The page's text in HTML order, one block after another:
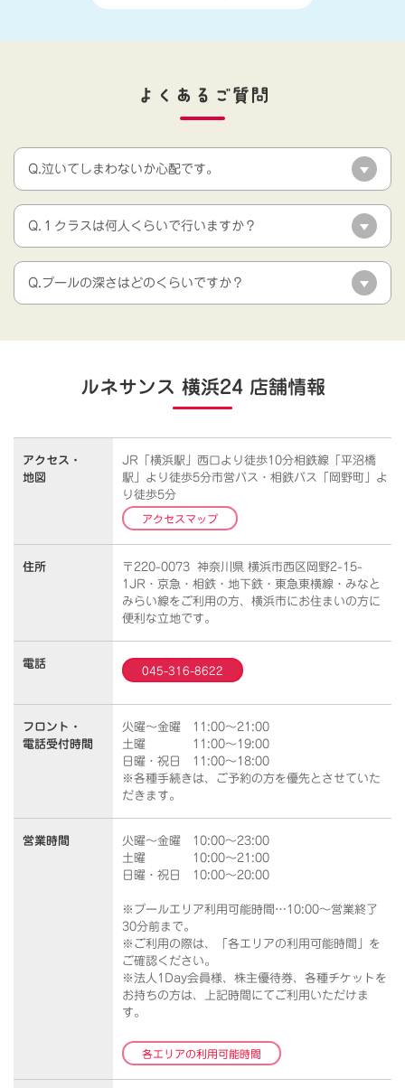
よくあるご質問
Q.泣いてしまわないか心配です。
Q.１クラスは何人くらいで行いますか？
Q.プールの深さはどのくらいですか？
ルネサンス 横浜24 店舗情報
アクセス・
地図
JR「横浜駅」西口より徒歩10分相鉄線「平沼橋
駅」より徒歩5分市営バス・相鉄バス「岡野町」よ
り徒歩5分
アクセスマップ
住所
〒220-0073 神奈川県 横浜市西区岡野2-15-
1JR・京急・相鉄・地下鉄・東急東横線・みなと
みらい線をご利用の方、横浜市にお住まいの方に
便利な立地です。
電話
045-316-8622
フロント・
電話受付時間
火曜～金曜 11:00～21:00
土曜 11:00～19:00
日曜・祝日 11:00～18:00
※各種手続きは、ご予約の方を優先とさせていた
だきます。
営業時間
火曜～金曜 10:00～23:00
土曜 10:00～21:00
日曜・祝日 10:00～20:00
※プールエリア利用可能時間…10:00～営業終了
30分前まで。
※ご利用の際は、「各エリアの利用可能時間」を
ご確認ください。
※法人1Day会員様、株主優待券、各種チケットを
お持ちの方は、上記時間にてご利用いただけま
す。
各エリアの利用可能時間